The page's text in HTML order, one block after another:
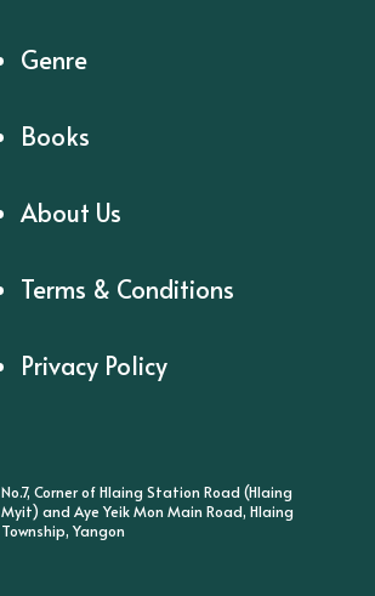
Genre
Books
About Us
Terms & Conditions
Privacy Policy
No.7, Corner of Hlaing Station Road (Hlaing
Myit) and Aye Yeik Mon Main Road, Hlaing
Township, Yangon